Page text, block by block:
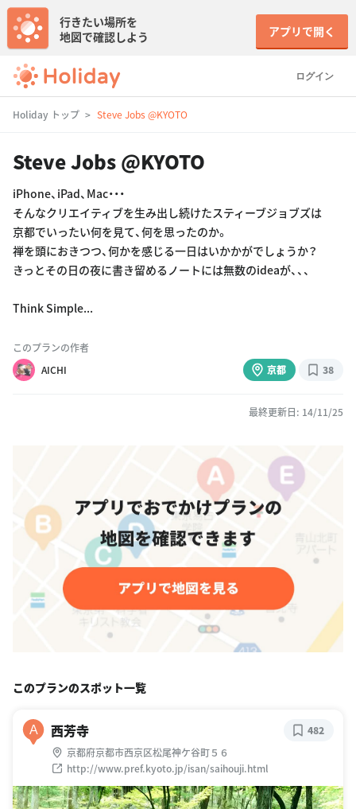
ログイン
行きたい場所を
地図で確認しよう
アプリで開く
Holiday トップ Steve Jobs @KYOTO
Steve Jobs @KYOTO
iPhone、iPad、Mac・・・
そんなクリエイティブを生み出し続けたスティーブジョブズは
京都でいったい何を見て、何を思ったのか。
禅を頭におきつつ、何かを感じる一日はいかかがでしょうか？
きっとその日の夜に書き留めるノートには無数のideaが、、、
Think Simple...
このプランの作者
AICHI
京都 38
最終更新日: 14/11/25
このプランのスポット一覧
A 西芳寺
京都府京都市西京区松尾神ケ谷町５６
http://www.pref.kyoto.jp/isan/saihouji.html
482